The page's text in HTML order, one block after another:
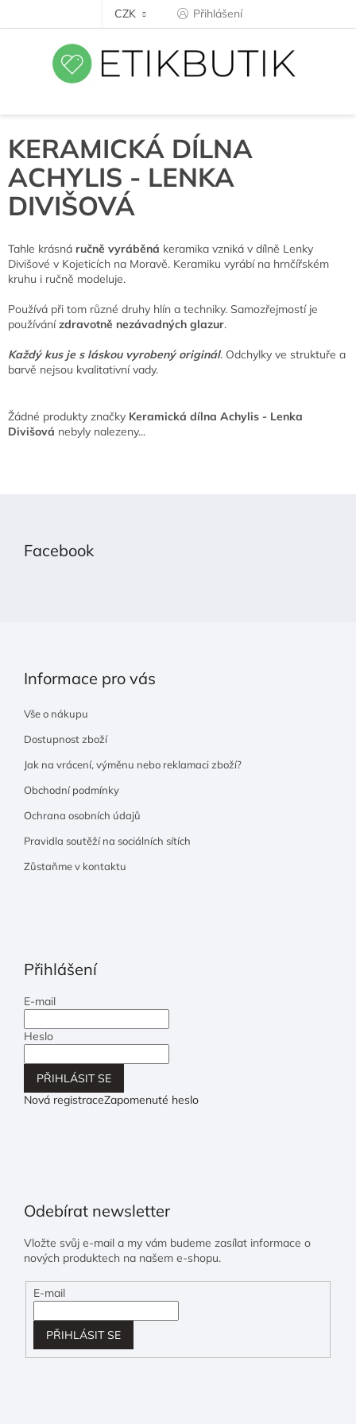
CZK Přihlášení
KERAMICKÁ DÍLNA
ACHYLIS - LENKA
DIVIŠOVÁ
Tahle krásná ručně vyráběná keramika vzniká v dílně Lenky
Divišové v Kojeticích na Moravě. Keramiku vyrábí na hrnčířském
kruhu i ručně modeluje.
Používá při tom různé druhy hlín a techniky. Samozřejmostí je
používání zdravotně nezávadných glazur.
Každý kus je s láskou vyrobený originál. Odchylky ve struktuře a
barvě nejsou kvalitativní vady.
Žádné produkty značky Keramická dílna Achylis - Lenka
Divišová nebyly nalezeny...
Facebook
Informace pro vás
Vše o nákupu
Dostupnost zboží
Jak na vrácení, výměnu nebo reklamaci zboží?
Obchodní podmínky
Ochrana osobních údajů
Pravidla soutěží na sociálních sítích
Zůstaňme v kontaktu
Přihlášení
E-mail
Heslo
PŘIHLÁSIT SE
Nová registraceZapomenuté heslo
Odebírat newsletter
Vložte svůj e-mail a my vám budeme zasílat informace o
nových produktech na našem e-shopu.
E-mail
PŘIHLÁSIT SE